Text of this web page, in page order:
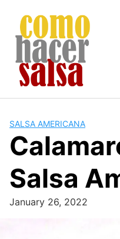
content
SALSA AMERICANA
Salsa
January 26, 2022